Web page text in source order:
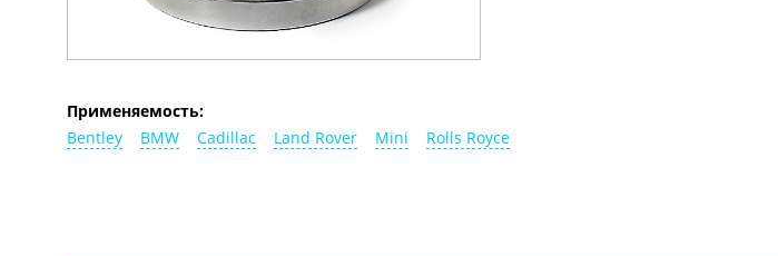
Применяемость:
Bentley
BMW Cadillac Land Rover Mini Rolls Royce